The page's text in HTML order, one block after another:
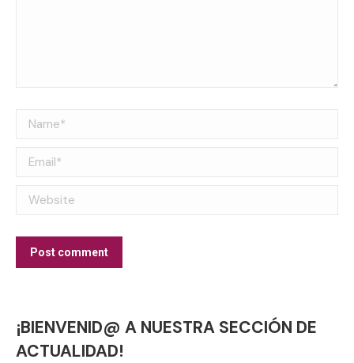
Name *
Email *
Website
Post comment
¡BIENVENID@ A NUESTRA SECCIÓN DE
ACTUALIDAD!